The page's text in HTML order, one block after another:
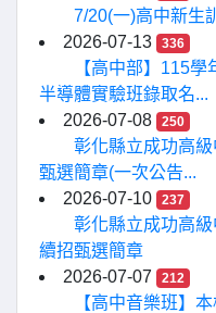
7/20(一)高中新生
2026-07-13
336
【高中部】115
半導體實驗班錄取名...
2026-07-08
250
彰化縣立成功高
甄選簡章(一次公告...
2026-07-10
237
彰化縣立成功高
續招甄選簡章
2026-07-07
212
【高中音樂班】